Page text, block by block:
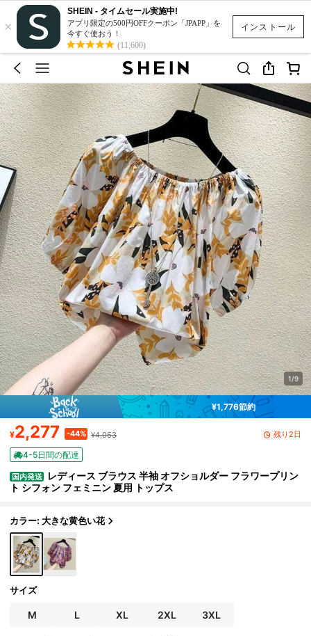
インストール
×
SHEIN - タイムセール実施中!
アプリ限定の500円OFFクーポン「JPAPP」を
今すぐ使おう！
(11,600)
1/9
¥1,776節約
¥2,277 -44% ¥4,053 残り2日
4-5日間の配達
国内発送
レディース ブラウス 半袖 オフショルダー フラワープリン
ト シフォン フェミニン 夏用 トップス
カラー: 大きな黄色い花
サイズ
M L XL 2XL 3XL